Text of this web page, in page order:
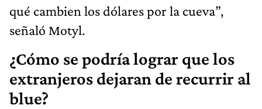
qué cambien los dólares por la cueva”,
señaló Motyl.
¿Cómo se podría lograr que los
extranjeros dejaran de recurrir al
blue?